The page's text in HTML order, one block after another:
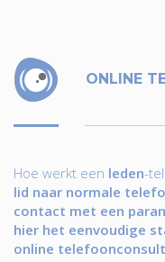
ONLINE
Hoe werkt een leden-
lid naar normale
contact met een
hier het eenvoudige
online